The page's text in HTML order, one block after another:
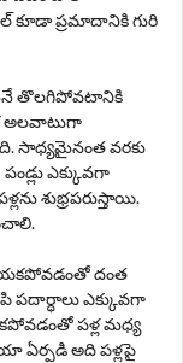
కూడా ప్రమాదానికి గురి
తొలగిపోవటానికి
అలవాటుగా
సాధ్యమైనంత వరకు
ఎక్కువగా
శుభ్రపరుస్తాయి.
దంత
పదార్ధాలు ఎక్కువగా
పళ్ల మధ్య
ఏర్పడి అది పళ్లపై